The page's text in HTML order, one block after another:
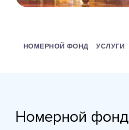
НОМЕРНОЙ ФОНД УСЛУГИ
Номерной фонд